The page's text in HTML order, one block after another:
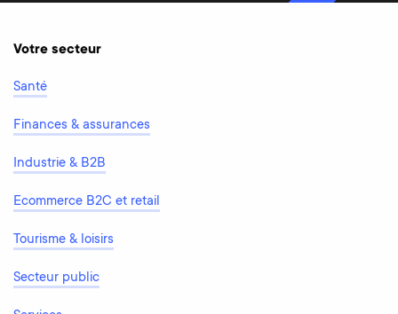
Votre secteur
Santé
Finances & assurances
Industrie & B2B
Ecommerce B2C et retail
Tourisme & loisirs
Secteur public